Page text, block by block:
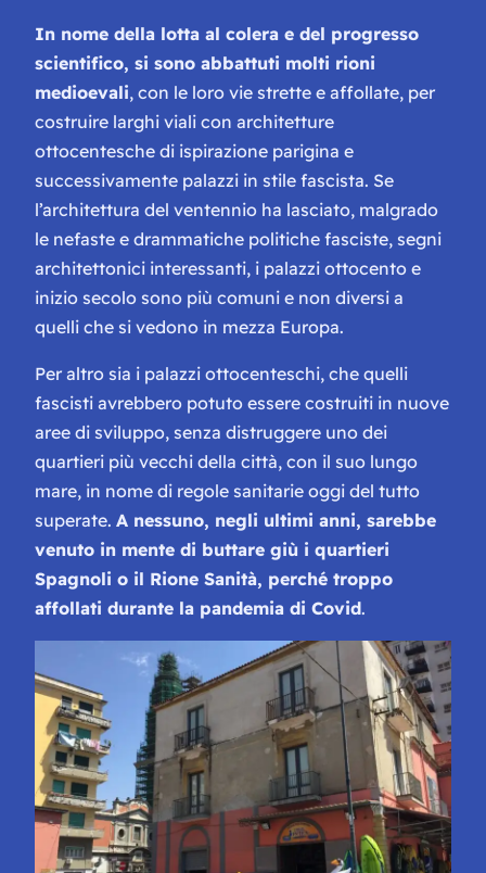
In nome della lotta al colera e del progresso
scientifico, si sono abbattuti molti rioni
medioevali, con le loro vie strette e affollate, per
costruire larghi viali con architetture
ottocentesche di ispirazione parigina e
successivamente palazzi in stile fascista. Se
l’architettura del ventennio ha lasciato, malgrado
le nefaste e drammatiche politiche fasciste, segni
architettonici interessanti, i palazzi ottocento e
inizio secolo sono più comuni e non diversi a
quelli che si vedono in mezza Europa.
Per altro sia i palazzi ottocenteschi, che quelli
fascisti avrebbero potuto essere costruiti in nuove
aree di sviluppo, senza distruggere uno dei
quartieri più vecchi della città, con il suo lungo
mare, in nome di regole sanitarie oggi del tutto
superate. A nessuno, negli ultimi anni, sarebbe
venuto in mente di buttare giù i quartieri
Spagnoli o il Rione Sanità, perché troppo
affollati durante la pandemia di Covid.